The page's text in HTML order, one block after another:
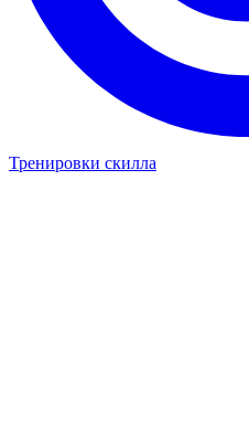
Тренировки скилла